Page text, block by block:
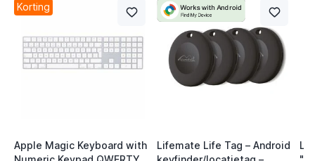
Korting
Apple Magic Keyboard with
Lifemate Life Tag – Android